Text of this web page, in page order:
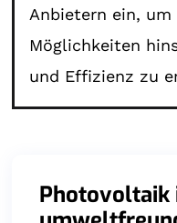
Anbietern ein,
Möglichkeiten
und Effizienz zu
Photovoltaik